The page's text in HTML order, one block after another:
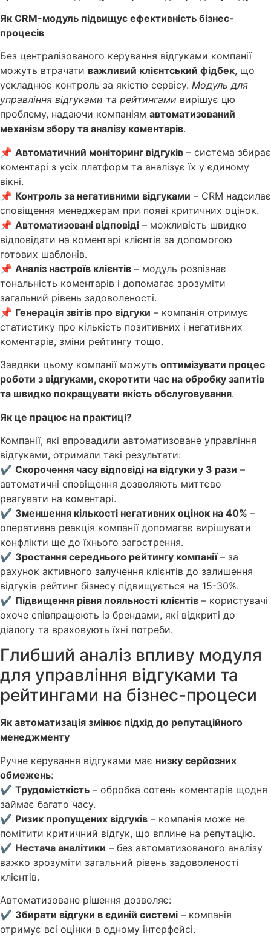
Як CRM-модуль підвищує ефективність бізнес-
процесів
Без централізованого керування відгуками компанії
можуть втрачати важливий клієнтський фідбек, що
ускладнює контроль за якістю сервісу. Модуль для
управління відгуками та рейтингами вирішує цю
проблему, надаючи компаніям автоматизований
механізм збору та аналізу коментарів.
📌 Автоматичний моніторинг відгуків – система збирає
коментарі з усіх платформ та аналізує їх у єдиному
вікні.
📌 Контроль за негативними відгуками – CRM надсилає
сповіщення менеджерам при появі критичних оцінок.
📌 Автоматизовані відповіді – можливість швидко
відповідати на коментарі клієнтів за допомогою
готових шаблонів.
📌 Аналіз настроїв клієнтів – модуль розпізнає
тональність коментарів і допомагає зрозуміти
загальний рівень задоволеності.
📌 Генерація звітів про відгуки – компанія отримує
статистику про кількість позитивних і негативних
коментарів, зміни рейтингу тощо.
Завдяки цьому компанії можуть оптимізувати процес
роботи з відгуками, скоротити час на обробку запитів
та швидко покращувати якість обслуговування.
Як це працює на практиці?
Компанії, які впровадили автоматизоване управління
відгуками, отримали такі результати:
✔ Скорочення часу відповіді на відгуки у 3 рази –
автоматичні сповіщення дозволяють миттєво
реагувати на коментарі.
✔ Зменшення кількості негативних оцінок на 40% –
оперативна реакція компанії допомагає вирішувати
конфлікти ще до їхнього загострення.
✔ Зростання середнього рейтингу компанії– за
рахунок активного залучення клієнтів до залишення
відгуків рейтинг бізнесу підвищується на 15-30%.
✔ Підвищення рівня лояльності клієнтів – користувачі
охоче співпрацюють із брендами, які відкриті до
діалогу та враховують їхні потреби.
Глибший аналіз впливу модуля
для управління відгуками та
рейтингами на бізнес-процеси
Як автоматизація змінює підхід до репутаційного
менеджменту
Ручне керування відгуками має низку серйозних
обмежень:
✔ Трудомісткість – обробка сотень коментарів щодня
займає багато часу.
✔ Ризик пропущених відгуків – компанія може не
помітити критичний відгук, що вплине на репутацію.
✔ Нестача аналітики – без автоматизованого аналізу
важко зрозуміти загальний рівень задоволеності
клієнтів.
Автоматизоване рішення дозволяє:
✔ Збирати відгуки в єдиній системі – компанія
отримує всі оцінки в одному інтерфейсі.